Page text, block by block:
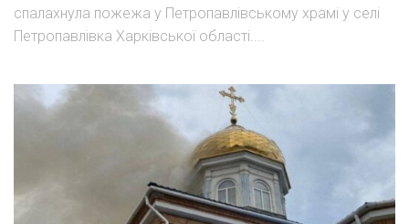
спалахнула пожежа у Петропавлівському храмі у селі
Петропавлівка Харківської області....